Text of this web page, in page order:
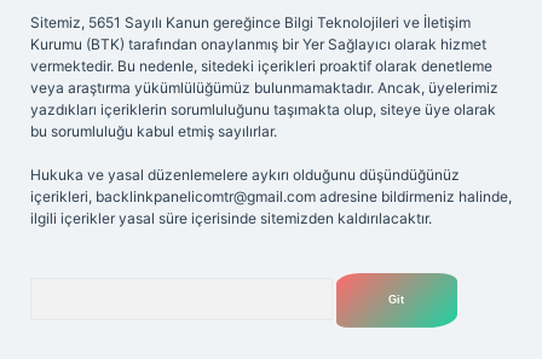
Sitemiz, 5651 Sayılı Kanun gereğince Bilgi Teknolojileri ve İletişim
Kurumu (BTK) tarafından onaylanmış bir Yer Sağlayıcı olarak hizmet
vermektedir. Bu nedenle, sitedeki içerikleri proaktif olarak denetleme
veya araştırma yükümlülüğümüz bulunmamaktadır. Ancak, üyelerimiz
yazdıkları içeriklerin sorumluluğunu taşımakta olup, siteye üye olarak
bu sorumluluğu kabul etmiş sayılırlar.
Hukuka ve yasal düzenlemelere aykırı olduğunu düşündüğünüz
içerikleri, backlinkpanelicomtr@gmail.com adresine bildirmeniz halinde,
ilgili içerikler yasal süre içerisinde sitemizden kaldırılacaktır.